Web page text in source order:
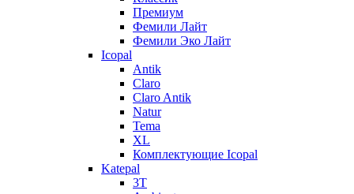
Премиум
Фемили Лайт
Фемили Эко Лайт
Icopal
Antik
Claro
Claro Antik
Natur
Tema
XL
Комплектующие Icopal
Katepal
3T